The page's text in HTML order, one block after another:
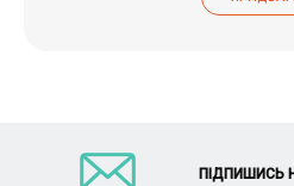
ПІДПИШИСЬ